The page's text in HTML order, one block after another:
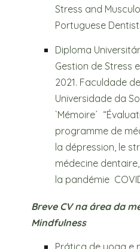
Stress and
Portuguese
Diploma
Gestion de Stress
2021. Faculdade
Universidade da
`Mémoire´
programme de
la dépression, le
médecine
la pandémie
Breve CV na área da
Mindfulness